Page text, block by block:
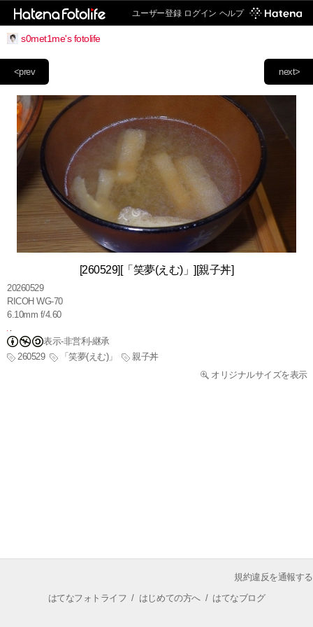
ユーザー登録 ログイン ヘルプ
s0met1me's fotolife
next>
<prev
[260529][「笑夢(えむ)」][親子丼]
20260529
RICOH WG-70
6.10mm f/4.60
表示-非営利-継承
260529
「笑夢(えむ)」
親子丼
オリジナルサイズを表示
規約違反を通報する
はてなフォトライフ / はじめての方へ/ はてなブログ